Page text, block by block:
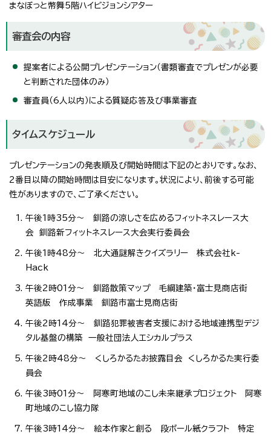
まなぼっと幣舞5階ハイビジョンシアター
審査会の内容
提案者による公開プレゼンテーション（書類審査でプレゼンが必要
と判断された団体のみ）
審査員（6人以内）による質疑応答及び事業審査
タイムスケジュール
プレゼンテーションの発表順及び開始時間は下記のとおりです。なお、
2番目以降の開始時間は目安になります。状況により、前後する可能
性がありますので、ご了承ください。
午後1時35分～ 釧路の涼しさを広めるフィットネスレース大
会 釧路新フィットネスレース大会実行委員会
午後1時48分～ 北大通謎解きクイズラリー 株式会社k-
Hack
午後2時01分～ 釧路散策マップ 毛綱建築・富士見商店街
英語版 作成事業 釧路市富士見商店街
午後2時14分～ 釧路犯罪被害者支援における地域連携型デジ
タル基盤の構築 一般社団法人エシカルプラス
午後2時48分～ くしろかるたお披露目会 くしろかるた実行委
員会
午後3時01分～ 阿寒町地域のこし未来継承プロジェクト 阿寒
町地域のこし協力隊
午後3時14分～ 絵本作家と創る 段ボール紙クラフト 特定